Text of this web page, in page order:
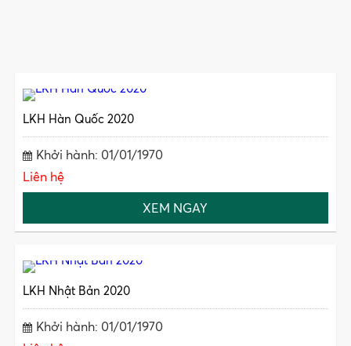
LKH Hàn Quốc 2020
Khởi hành: 01/01/1970
Liên hệ
XEM NGAY
LKH Nhật Bản 2020
Khởi hành: 01/01/1970